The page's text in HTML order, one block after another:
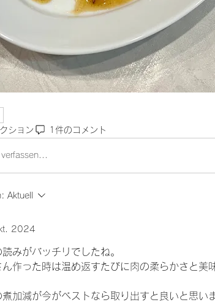
ション 1件のコメント
Aktuell
2024
読みがバッチリでしたね。
ん作った時は温め返すたびに肉の柔らかさと美
煮加減が今がベストなら取り出すと良いと思い